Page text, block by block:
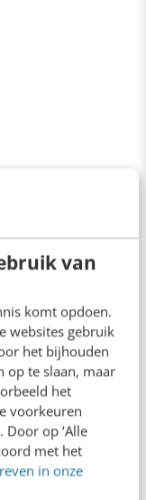
van
komt opdoen.
websites gebruik
het bijhouden
op te slaan, maar
het
voorkeuren
Door op ‘Alle
met het
in onze